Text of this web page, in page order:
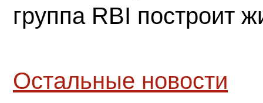
группа RBI построит
Остальные новости